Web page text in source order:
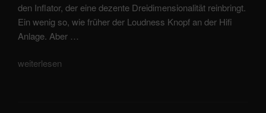
den Inflator, der eine dezente Dreidimensionalität reinbringt.
Ein wenig so, wie früher der Loudness Knopf an der Hifi
Anlage. Aber …
„Sonnox
weiterlesen